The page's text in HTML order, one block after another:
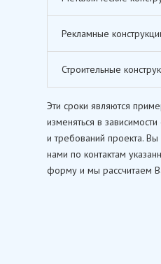
Рекламные
Строительные
Эти сроки являются
изменяться в
и требований проекта. Вы
нами по контактам
форму и мы рассчитаем